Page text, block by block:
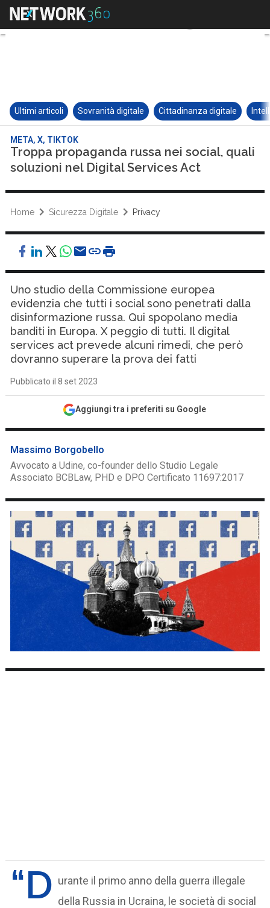
Ultimi articoli Sovranità digitale Cittadinanza digitale
META, X, TIKTOK
Troppa propaganda russa nei social, quali
soluzioni nel Digital Services Act
Home Sicurezza Digitale Privacy
Uno studio della Commissione europea
evidenzia che tutti i social sono penetrati dalla
disinformazione russa. Qui spopolano media
banditi in Europa. X peggio di tutti. Il digital
services act prevede alcuni rimedi, che però
dovranno superare la prova dei fatti
Pubblicato il 8 set 2023
Aggiungi tra i preferiti su Google
Massimo Borgobello
Avvocato a Udine, co-founder dello Studio Legale
Associato BCBLaw, PHD e DPO Certificato 11697:2017
“D urante il primo anno della guerra illegale
della Russia in Ucraina, le società di social